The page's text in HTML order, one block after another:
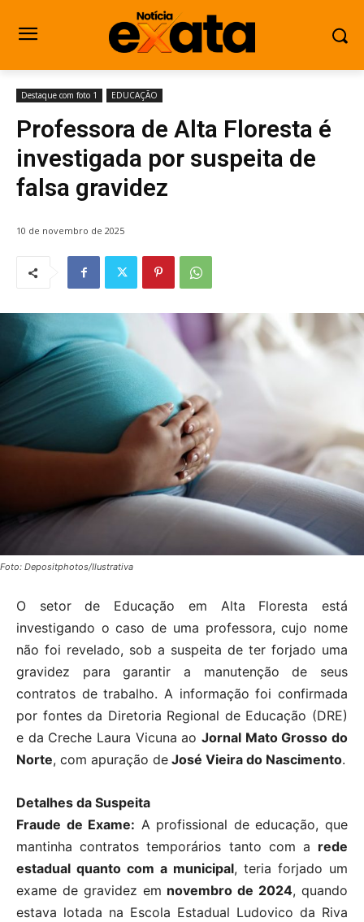
Destaque com foto 1 EDUCAÇÃO
Professora de Alta Floresta é
investigada por suspeita de
falsa gravidez
10 de novembro de 2025
Foto: Depositphotos/Ilustrativa
O setor de Educação em Alta Floresta está
investigando o caso de uma professora, cujo nome
não foi revelado, sob a suspeita de ter forjado uma
gravidez para garantir a manutenção de seus
contratos de trabalho. A informação foi confirmada
por fontes da Diretoria Regional de Educação (DRE)
e da Creche Laura Vicuna ao Jornal Mato Grosso do
Norte, com apuração de José Vieira do Nascimento.
Detalhes da Suspeita
Fraude de Exame: A profissional de educação, que
mantinha contratos temporários tanto com a rede
estadual quanto com a municipal, teria forjado um
exame de gravidez em novembro de 2024, quando
estava lotada na Escola Estadual Ludovico da Riva